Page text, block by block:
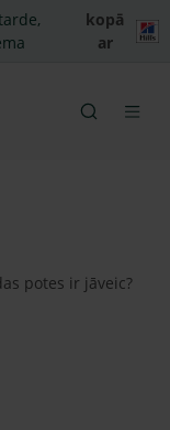
kopā
ar
potes ir jāveic?